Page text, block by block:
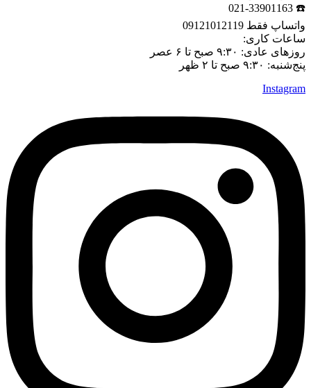
☎️ 021-33901163
واتساپ فقط 09121012119
ساعات کاری:
روزهای عادی: ۹:۳۰ صبح تا ۶ عصر
پنج‌شنبه: ۹:۳۰ صبح تا ۲ ظهر
Instagram